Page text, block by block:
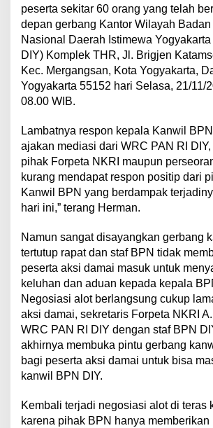
n
u
m
M
a
f
i
n
a
h
a
n
g
e
r
g
a
b
u
n
g
D
a
l
a
d
peserta sekitar 60 orang yang telah
depan gerbang Kantor Wilayah
Nasional Daerah Istimewa
DIY) Komplek THR, Jl. Brigjen
Kec. Mergangsan, Kota Yogyakarta,
Yogyakarta 55152 hari Selasa, 21/11/
08.00 WIB.
Lambatnya respon kepala Kanwil
ajakan mediasi dari WRC PAN RI
pihak Forpeta NKRI maupun
kurang mendapat respon positip dari
Kanwil BPN yang berdampak
hari ini,” terang Herman.
Namun sangat disayangkan gerbang
tertutup rapat dan staf BPN tidak
peserta aksi damai masuk untuk
keluhan dan aduan kepada kepala
Negosiasi alot berlangsung cukup
aksi damai, sekretaris Forpeta NKRI
WRC PAN RI DIY dengan staf BPN
akhirnya membuka pintu gerbang
bagi peserta aksi damai untuk bisa
kanwil BPN DIY.
Kembali terjadi negosiasi alot di teras
karena pihak BPN hanya